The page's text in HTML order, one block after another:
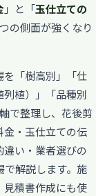
」と「玉仕立ての
の側面が強くなり
を「樹高別」「仕
植）」「品種別
で整理し、花後剪
金・玉仕立ての伝
い・業者選びの
で解説します。施
見積書作成にも使